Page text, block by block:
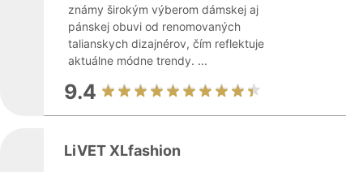
známy širokým výberom dámskej aj
pánskej obuvi od renomovaných
talianskych dizajnérov, čím reflektuje
aktuálne módne trendy. ...
9.4
LiVET XLfashion